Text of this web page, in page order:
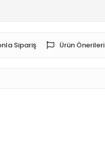
Sipariş Ürün Önerileri